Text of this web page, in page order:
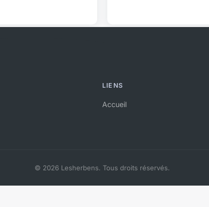
LIENS
Accueil
© 2026 Lesherbens. Tous droits réservés.